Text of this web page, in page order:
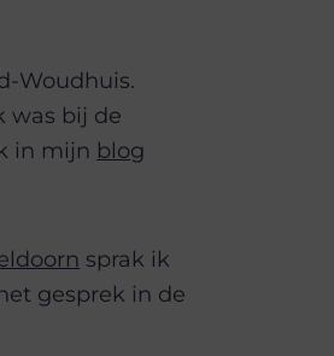
Woudhuis.
was bij de
in mijn blog
sprak ik
gesprek in de